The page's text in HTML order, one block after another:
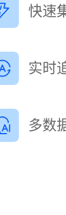
快速
实时
多数